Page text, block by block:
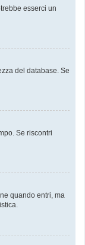
esserci un
del database. Se
Se riscontri
quando entri, ma